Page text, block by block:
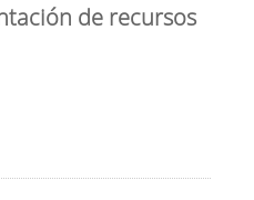
de recursos